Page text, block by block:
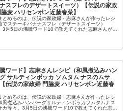
スフレのデザートスイーツ）【伝説の家政
麦 ハリセンボン近藤春菜】
とめるのは、伝説の家政婦・志麻さんが作ったレシ
でステーキバナナスフレ（デザートスイーツ）
3月5日の沸騰ワード10で教えてくれた志麻さんが門
騰ワード】志麻さんレシピ（和風煮込みハン
サルティンボッカ ソムタム ナスのムサ
伝説の家政婦 門脇麦 ハリセンボン近藤春
とめるのは、伝説の家政婦・志麻さんが作ったレシ
風煮込みハンバーグサルティンボッカソムタムナス
カ等々、3月5日の沸騰ワード10で教えてくれた志麻